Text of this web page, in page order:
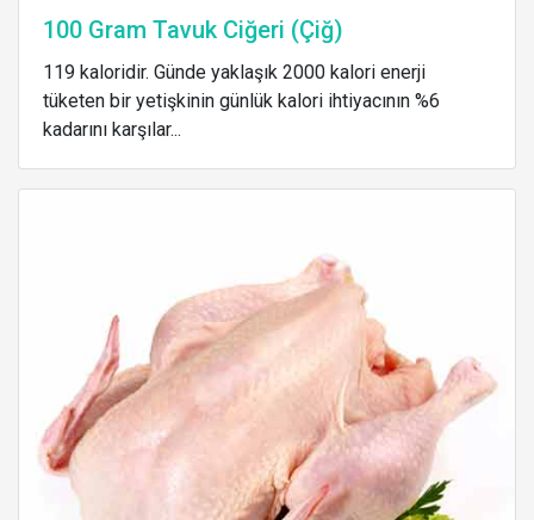
100 Gram Tavuk Ciğeri (Çiğ)
119 kaloridir. Günde yaklaşık 2000 kalori enerji
tüketen bir yetişkinin günlük kalori ihtiyacının %6
kadarını karşılar...